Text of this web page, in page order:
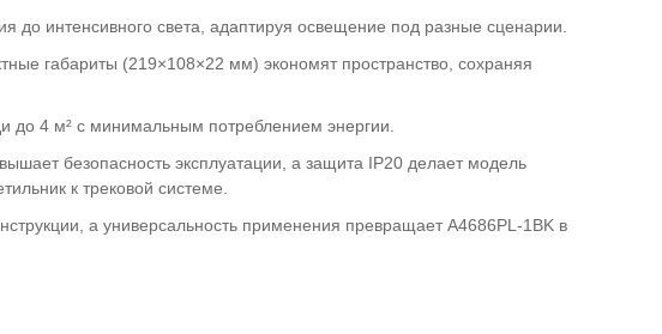
до интенсивного света, адаптируя освещение под разные сценарии.
габариты (219×108×22 мм) экономят пространство, сохраняя
до 4 м² с минимальным потреблением энергии.
безопасность эксплуатации, а защита IP20 делает модель
к трековой системе.
а универсальность применения превращает A4686PL-1BK в